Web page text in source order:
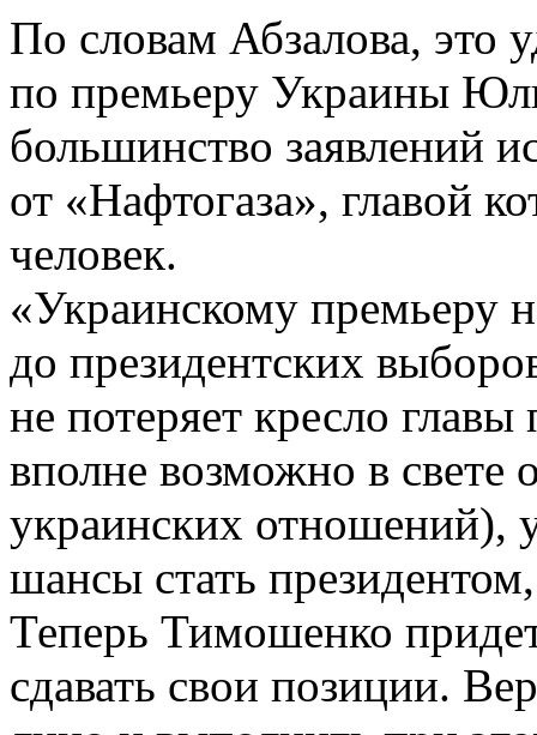
По словам Абзалова, это
по премьеру Украины
большинство заявлений
от «Нафтогаза», главой
человек.
«Украинскому премьеру
до президентских
не потеряет кресло главы
вполне возможно в свете
украинских отношений),
шансы стать
Теперь Тимошенко
сдавать свои позиции.